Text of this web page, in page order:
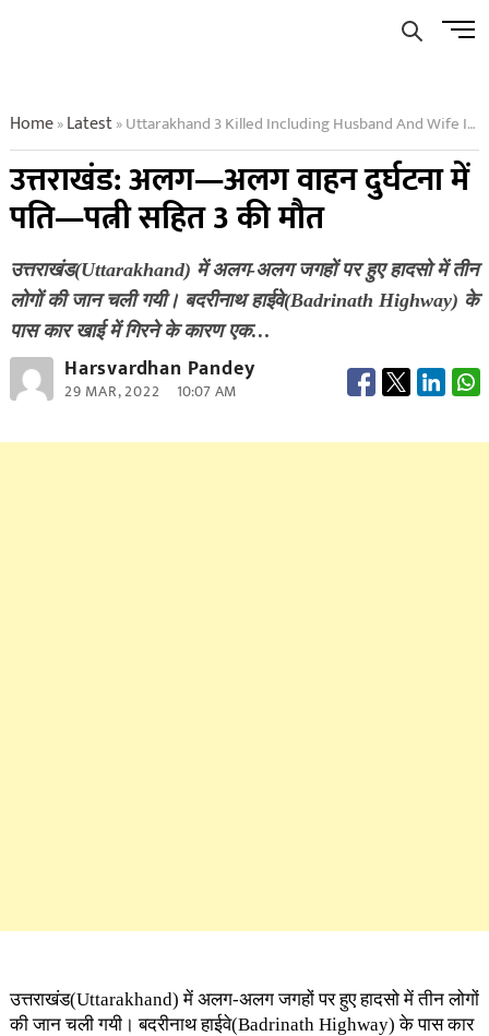
Menu
Home»Latest»Uttarakhand 3 Killed Including Husband And Wife In Separate Vehicle Accidents
उत्तराखंड: अलग—अलग वाहन दुर्घटना में
पति—पत्नी सहित 3 की मौत
उत्तराखंड(Uttarakhand) में अलग-अलग जगहों पर हुए हादसो में तीन
लोगों की जान चली गयी। बदरीनाथ हाईवे(Badrinath Highway) के
पास कार खाई में गिरने के कारण एक…
Harsvardhan Pandey
29 MAR, 2022 10:07 AM
उत्तराखंड(Uttarakhand) में अलग-अलग जगहों पर हुए हादसो में तीन लोगों
की जान चली गयी। बदरीनाथ हाईवे(Badrinath Highway) के पास कार